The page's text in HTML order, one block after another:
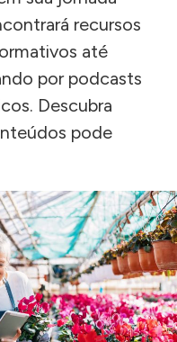
recursos
até
por podcasts
Descubra
pode